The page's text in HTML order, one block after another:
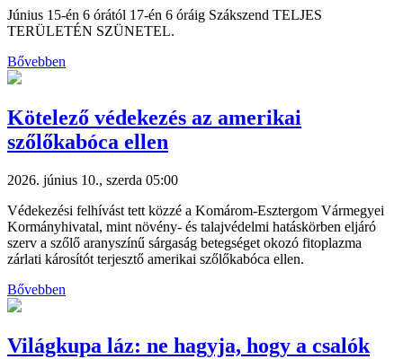
Június 15-én 6 órától 17-én 6 óráig Szákszend TELJES
TERÜLETÉN SZÜNETEL.
Bővebben
Kötelező védekezés az amerikai
szőlőkabóca ellen
2026. június 10., szerda 05:00
Védekezési felhívást tett közzé a Komárom-Esztergom Vármegyei
Kormányhivatal, mint növény- és talajvédelmi hatáskörben eljáró
szerv a szőlő aranyszínű sárgaság betegséget okozó fitoplazma
zárlati károsítót terjesztő amerikai szőlőkabóca ellen.
Bővebben
Világkupa láz: ne hagyja, hogy a csalók